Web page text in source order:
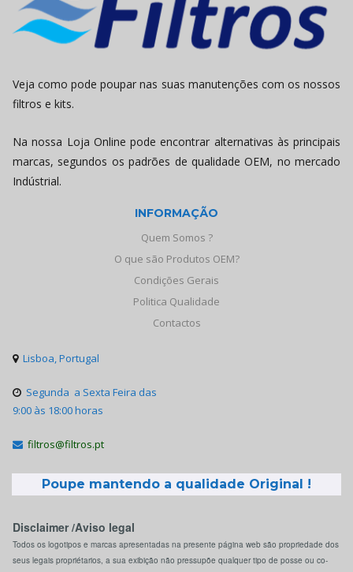
Veja como pode poupar nas suas manutenções com os nossos
filtros e kits.
Na nossa Loja Online pode encontrar alternativas às principais
marcas, segundos os padrões de qualidade OEM, no mercado
Indústrial.
INFORMAÇÃO
Quem Somos ?
O que são Produtos OEM?
Condições Gerais
Politica Qualidade
Contactos
 Lisboa, Portugal
 Segunda a Sexta Feira das
9:00 às 18:00 horas
 filtros@filtros.pt
Poupe mantendo a qualidade Original !
Disclaimer /Aviso legal
Todos os logotipos e marcas apresentadas na presente página web são propriedade dos
seus legais propriétarios, a sua exibição não pressupõe qualquer tipo de posse ou co-